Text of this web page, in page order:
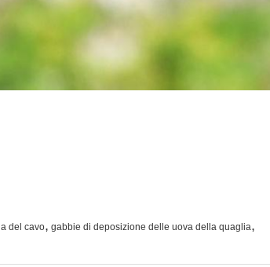
del cavo, gabbie di deposizione delle uova della quaglia,